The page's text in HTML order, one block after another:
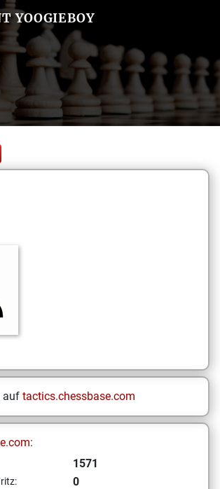
YOOGIEBOY
auf tactics.chessbase.com
1571
0